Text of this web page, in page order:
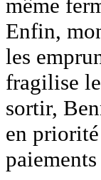
même
Enfin,
les
fragilise
sortir,
en